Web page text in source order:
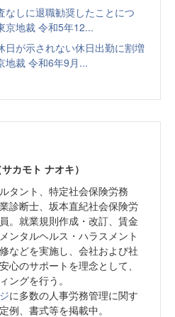
なしに退職勧奨したことにつ
京地裁 令和5年12...
日が示されない休日出勤に割増
地裁 令和6年9月...
カモト ナオキ）
タント、特定社会保険労務
診断士、坂本直紀社会保険労
。就業規則作成・改訂、賃金
ンタルヘルス・ハラスメント
などを実施し、会社および社
心のサポートを理念として、
ングを行う。
に多数の人事労務管理に関す
例、書式等を掲載中。